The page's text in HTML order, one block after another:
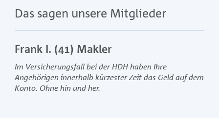
Das sagen unsere Mitglieder
Frank I. (41) Makler
Im Versicherungsfall bei der HDH haben Ihre
Angehörigen innerhalb kürzester Zeit das Geld auf dem
Konto. Ohne hin und her.